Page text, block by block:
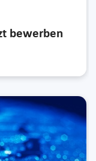
bewerben